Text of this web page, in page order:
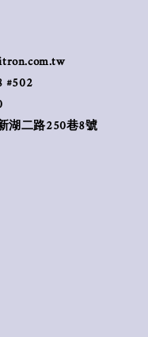
#502
湖二路250巷8號